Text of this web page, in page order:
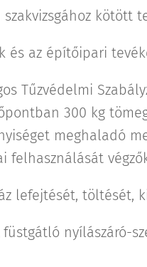
kötött
és az építőipari
Tűzvédelmi
300 kg
meghaladó
felhasználását
lefejtését, töltését,
füstgátló nyílászáró-